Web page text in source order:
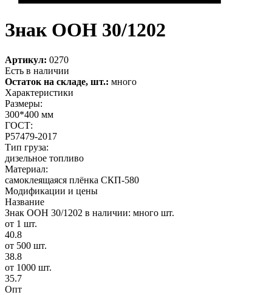
Знак ООН 30/1202
Артикул: 0270
Есть в наличии
Остаток на складе, шт.: много
Характеристики
Размеры:
300*400 мм
ГОСТ:
Р57479-2017
Тип груза:
дизельное топливо
Материал:
самоклеящаяся плёнка СКП-580
Модификации и цены
Название
Знак ООН 30/1202 в наличии: много шт.
от 1 шт.
40.8
от 500 шт.
38.8
от 1000 шт.
35.7
Опт